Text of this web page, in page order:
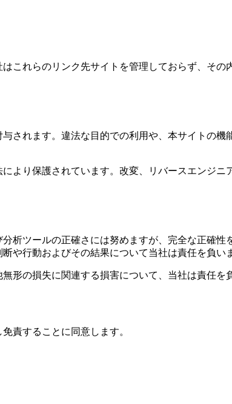
これらのリンク先サイトを管理しておらず、その
されます。違法な目的での利用や、本サイトの機
より保護されています。改変、リバースエンジニ
析ツールの正確さには努めますが、完全な正確性
や行動およびその結果について当社は責任を負い
形の損失に関連する損害について、当社は責任を
責することに同意します。